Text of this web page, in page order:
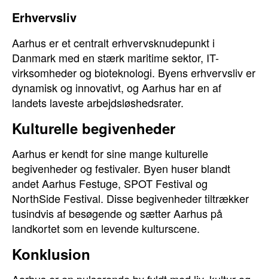
Erhvervsliv
Aarhus er et centralt erhvervsknudepunkt i
Danmark med en stærk maritime sektor, IT-
virksomheder og bioteknologi. Byens erhvervsliv er
dynamisk og innovativt, og Aarhus har en af
landets laveste arbejdsløshedsrater.
Kulturelle begivenheder
Aarhus er kendt for sine mange kulturelle
begivenheder og festivaler. Byen huser blandt
andet Aarhus Festuge, SPOT Festival og
NorthSide Festival. Disse begivenheder tiltrækker
tusindvis af besøgende og sætter Aarhus på
landkortet som en levende kulturscene.
Konklusion